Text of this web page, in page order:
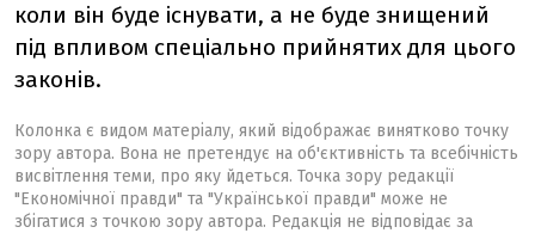
коли він буде існувати, а не буде знищений
під впливом спеціально прийнятих для цього
законів.
Колонка є видом матеріалу, який відображає винятково точку
зору автора. Вона не претендує на об'єктивність та всебічність
висвітлення теми, про яку йдеться. Точка зору редакції
"Економічної правди" та "Української правди" може не
збігатися з точкою зору автора. Редакція не відповідає за